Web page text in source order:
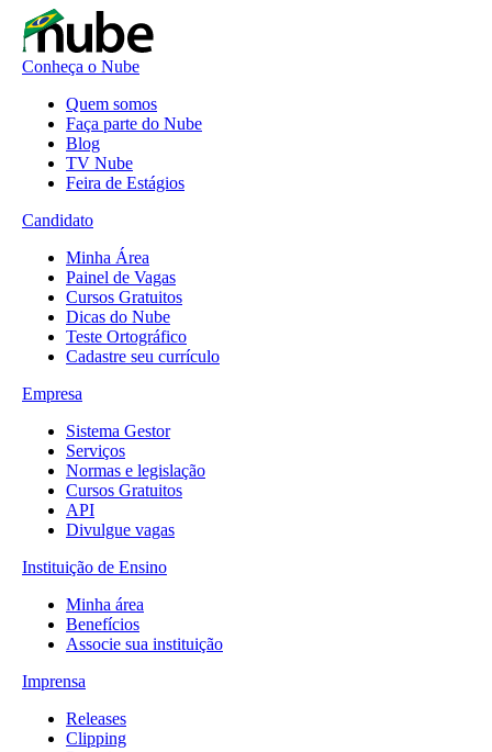
Conheça o Nube
Quem somos
Faça parte do Nube
Blog
TV Nube
Feira de Estágios
Candidato
Minha Área
Painel de Vagas
Cursos Gratuitos
Dicas do Nube
Teste Ortográfico
Cadastre seu currículo
Empresa
Sistema Gestor
Serviços
Normas e legislação
Cursos Gratuitos
API
Divulgue vagas
Instituição de Ensino
Minha área
Benefícios
Associe sua instituição
Imprensa
Releases
Clipping